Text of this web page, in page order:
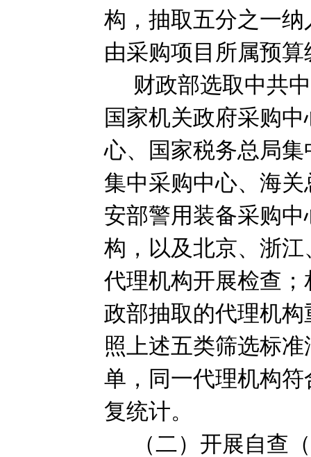
构，抽取五分之一
由采购项目所属预
财政部选取中共
国家机关政府采购
心、国家税务总局
集中采购中心、海
安部警用装备采购中
构，以及北京、浙
代理机构开展检查
政部抽取的代理机
照上述五类筛选标
单，同一代理机构
复统计。
（二）开展自查（